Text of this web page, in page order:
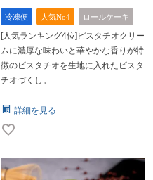
冷凍便 人気No4 ロールケーキ
[人気ランキング4位]ピスタチオクリー
ムに濃厚な味わいと華やかな香りが特
徴のピスタチオを生地に入れたピスタ
チオづくし。
詳細を見る